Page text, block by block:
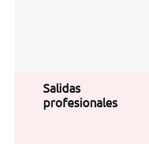
Salidas
profesionales